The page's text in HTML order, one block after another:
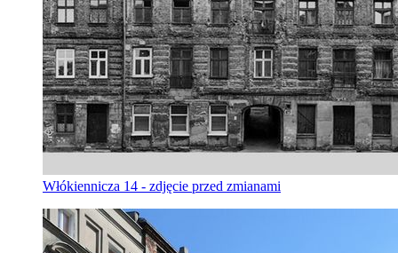
Włókiennicza 14 - zdjęcie przed zmianami